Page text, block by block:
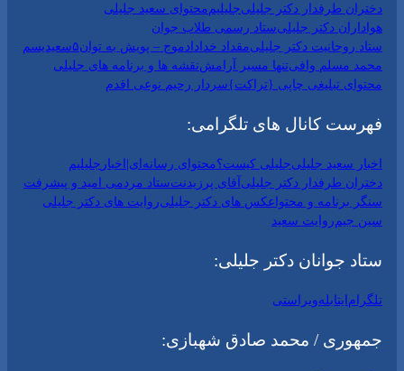
دختران طرفدار دکتر جلیلیجلیلیم محتوای سعید جلیلی
هواداران دکتر جلیلیستاد رسمی طلاب جوان
ستاد روحانیت دکتر جلیلیمقداد خداداد موج – پویش به توان۵
سعیدیسم
محمد مسلم وافیتنها مسیر آرامشنقشه ها و برنامه های جلیلی
محتوای تبلیغی چاپی {تراکت}سردار رحیم نوعی اقدم
فهرست کانال های تلگرامی:
اخبار سعید جلیلیجلیلی کیست؟محتوای رسانه‌ای|اخبار جلیلیم
دختران طرفدار دکتر جلیلیآقای پرزیدنتستاد مردمی امید و پیشرفت
سنگر برنامه و محتواعکس های دکتر جلیلیروایت های دکتر جلیلی
سین جیمروایت سعید
ستاد جوانان دکتر جلیلی:
تلگرامایتابلهویراستی
جمهوری / محمد صادق شهبازی: